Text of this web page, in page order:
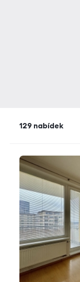
129 nabídek